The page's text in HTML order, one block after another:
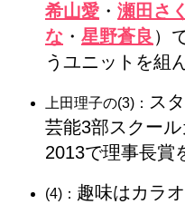
希山愛 ・ 瀬田さ
な ・ 星野蒼良 ）
うユニットを
上田理子の(3)： ス
芸能3部スクー
2013で理事長賞
(4)： 趣味はカラ